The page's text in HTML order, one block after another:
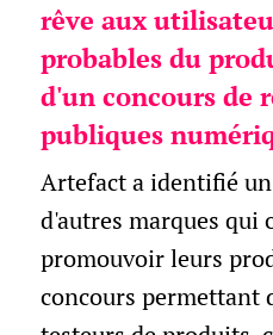
rêve aux
probables du
d'un concours de
publiques
Artefact a identifié
d'autres marques qui
promouvoir leurs
concours permettant